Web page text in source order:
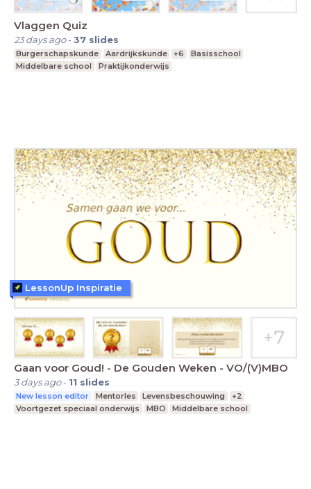
Vlaggen Quiz
23 days ago-37 slides
Burgerschapskunde Aardrijkskunde +6
Basisschool
Middelbare school
Praktijkonderwijs
Gaan voor Goud! - De Gouden Weken - VO/(V)MBO
3 days ago- 11 slides
New lesson editor Mentorles Levensbeschouwing
+2
Voortgezet speciaal onderwijs
MBO Middelbare school
LessonUp Inspiratie